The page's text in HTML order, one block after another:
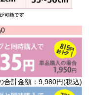
合計金額：9,980円(税込)